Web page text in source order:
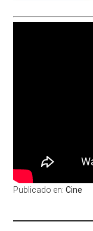
Publicado en:Cine